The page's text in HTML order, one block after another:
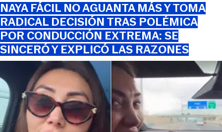
NAYA FÁCIL NO AGUANTA MÁS Y TOMA
RADICAL DECISIÓN TRAS POLÉMICA
POR CONDUCCIÓN EXTREMA: SE
SINCERÓ Y EXPLICÓ LAS RAZONES